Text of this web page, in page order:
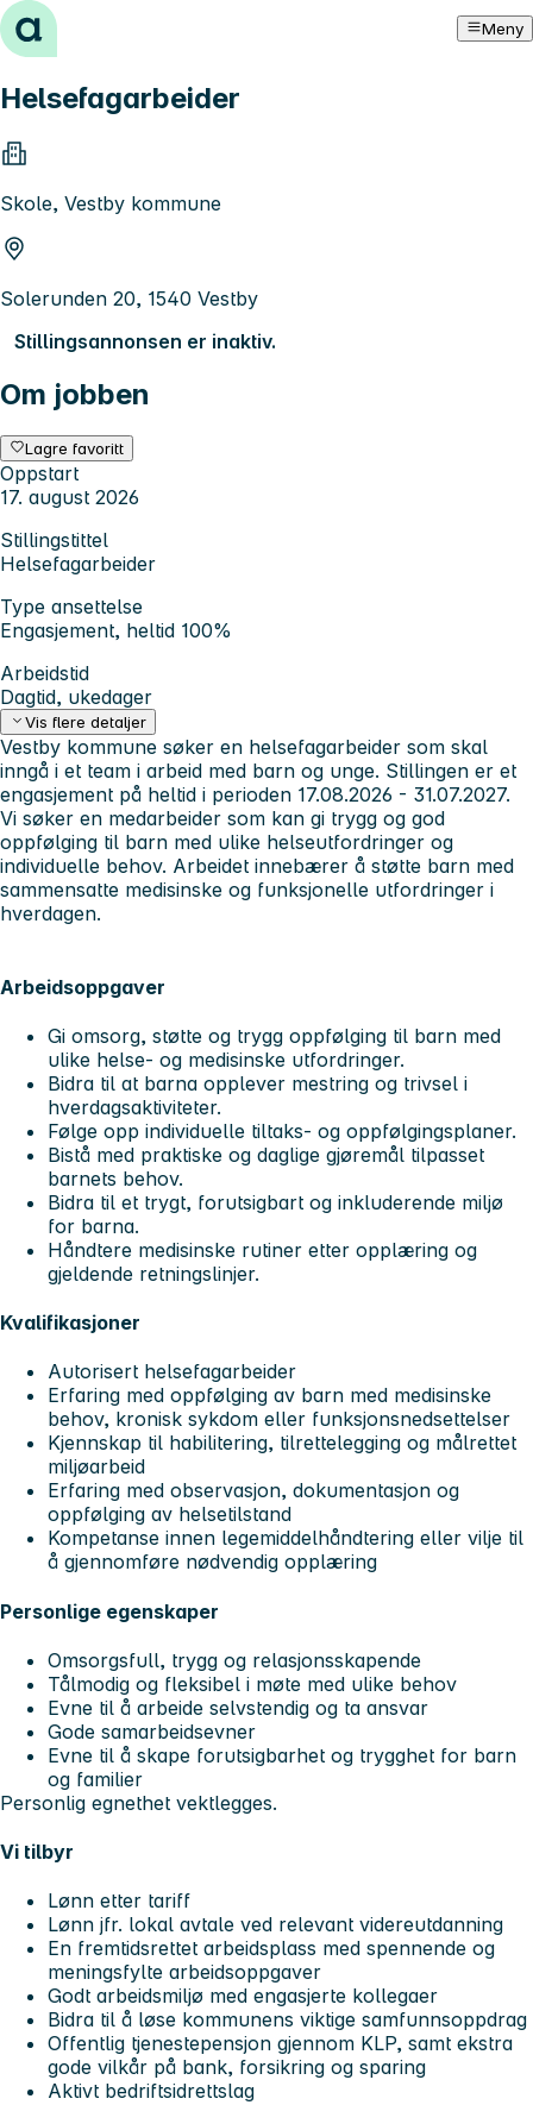
Hopp til innhold Meny
Helsefagarbeider
Skole, Vestby kommune
Solerunden 20, 1540 Vestby
Stillingsannonsen er inaktiv.
Om jobben
Lagre favoritt
Oppstart
17. august 2026
Stillingstittel
Helsefagarbeider
Type ansettelse
Engasjement, heltid 100%
Arbeidstid
Dagtid, ukedager
Vis flere detaljer
Vestby kommune søker en helsefagarbeider som skal
inngå i et team i arbeid med barn og unge. Stillingen er et
engasjement på heltid i perioden 17.08.2026 - 31.07.2027.
Vi søker en medarbeider som kan gi trygg og god
oppfølging til barn med ulike helseutfordringer og
individuelle behov. Arbeidet innebærer å støtte barn med
sammensatte medisinske og funksjonelle utfordringer i
hverdagen.
Arbeidsoppgaver
Gi omsorg, støtte og trygg oppfølging til barn med
ulike helse- og medisinske utfordringer.
Bidra til at barna opplever mestring og trivsel i
hverdagsaktiviteter.
Følge opp individuelle tiltaks- og oppfølgingsplaner.
Bistå med praktiske og daglige gjøremål tilpasset
barnets behov.
Bidra til et trygt, forutsigbart og inkluderende miljø
for barna.
Håndtere medisinske rutiner etter opplæring og
gjeldende retningslinjer.
Kvalifikasjoner
Autorisert helsefagarbeider
Erfaring med oppfølging av barn med medisinske
behov, kronisk sykdom eller funksjonsnedsettelser
Kjennskap til habilitering, tilrettelegging og målrettet
miljøarbeid
Erfaring med observasjon, dokumentasjon og
oppfølging av helsetilstand
Kompetanse innen legemiddelhåndtering eller vilje til
å gjennomføre nødvendig opplæring
Personlige egenskaper
Omsorgsfull, trygg og relasjonsskapende
Tålmodig og fleksibel i møte med ulike behov
Evne til å arbeide selvstendig og ta ansvar
Gode samarbeidsevner
Evne til å skape forutsigbarhet og trygghet for barn
og familier
Personlig egnethet vektlegges.
Vi tilbyr
Lønn etter tariff
Lønn jfr. lokal avtale ved relevant videreutdanning
En fremtidsrettet arbeidsplass med spennende og
meningsfylte arbeidsoppgaver
Godt arbeidsmiljø med engasjerte kollegaer
Bidra til å løse kommunens viktige samfunnsoppdrag
Offentlig tjenestepensjon gjennom KLP, samt ekstra
gode vilkår på bank, forsikring og sparing
Aktivt bedriftsidrettslag